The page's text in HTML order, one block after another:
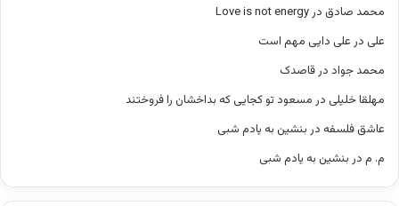
محمد صادق درLove is not energy
علی در علی دایی مهم است
محمد جواد درقاصدک
مهلقا خلیلی در مسعود تو کجایی که بداخشان را فروختند
عاشق فلسفه در بنشین به یادم شبی
م. م در بنشین به یادم شبی